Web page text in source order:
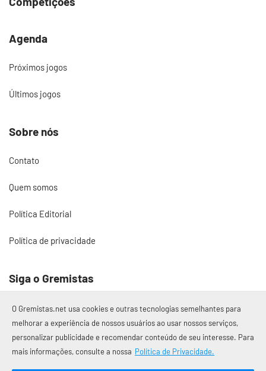
Agenda
Próximos jogos
Últimos jogos
Sobre nós
Contato
Quem somos
Política Editorial
Política de privacidade
Siga o Gremistas
© 2017 – 2026 Gremistas.net
Gremistas.net — Porto Alegre/RS
O Gremistas.net usa cookies e outras tecnologias semelhantes para
melhorar a experiência de nossos usuários ao usar nossos serviços,
personalizar publicidade e recomendar conteúdo de seu interesse. Para
mais informações, consulte a nossa Política de Privacidade.